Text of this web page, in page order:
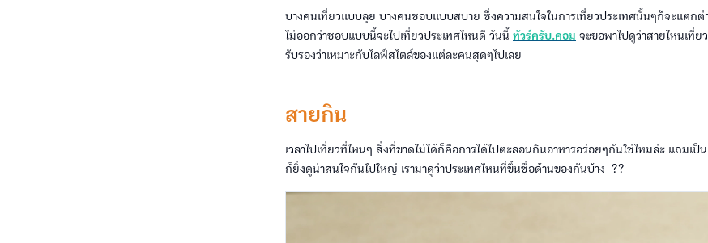
บางคนเที่ยวแบบลุย บางคนชอบแบบสบาย ซึ่งความสนใจในการเที่ยวประเทศนั้นๆก็จะแตกต่
ไม่ออกว่าชอบแบบนี้จะไปเที่ยวประเทศไหนดี วันนี้ ทัวร์ครับ.คอม จะขอพาไปดูว่าสายไหนเที่ย
รับรองว่าเหมาะกับไลฟ์สไตล์ของแต่ละคนสุดๆไปเลย
สายกิน
เวลาไปเที่ยวที่ไหนๆ สิ่งที่ขาดไม่ได้ก็คือการได้ไปตะลอนกินอาหารอร่อยๆกันใช่ไหมล่ะ แถมเป็
ก็ยิ่งดูน่าสนใจกันไปใหญ่ เรามาดูว่าประเทศไหนที่ขึ้นชื่อด้านของกันบ้าง ??